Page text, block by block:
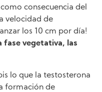
consecuencia del
velocidad de
los 10 cm por día!
fase vegetativa, las
lo que la testosterona
formación de